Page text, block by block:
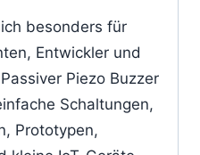
besonders für
Entwickler und
Piezo Buzzer
Schaltungen,
Prototypen,